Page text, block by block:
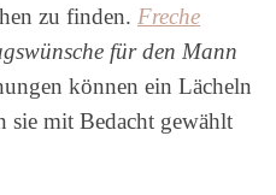
zu finden. Freche
für den Mann
können ein Lächeln
sie mit Bedacht gewählt